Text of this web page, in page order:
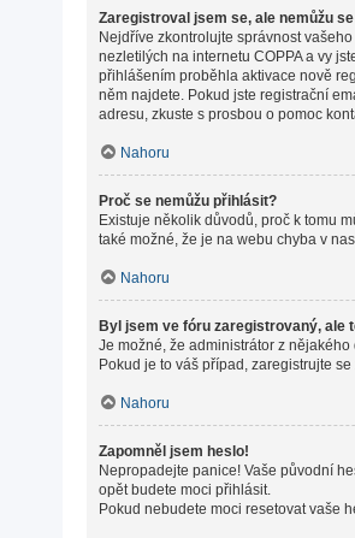
Zaregistroval jsem se, ale nemůžu
Nejdříve zkontrolujte správnost
nezletilých na internetu COPPA a vy
přihlášením proběhla aktivace nově
něm najdete. Pokud jste registrační
adresu, zkuste s prosbou o pomoc
Nahoru
Proč se nemůžu přihlásit?
Existuje několik důvodů, proč k tomu
také možné, že je na webu chyba v
Nahoru
Byl jsem ve fóru zaregistrovaný, ale
Je možné, že administrátor z
Pokud je to váš případ, zaregistrujte
Nahoru
Zapomněl jsem heslo!
Nepropadejte panice! Vaše původní
opět budete moci přihlásit.
Pokud nebudete moci resetovat vaše